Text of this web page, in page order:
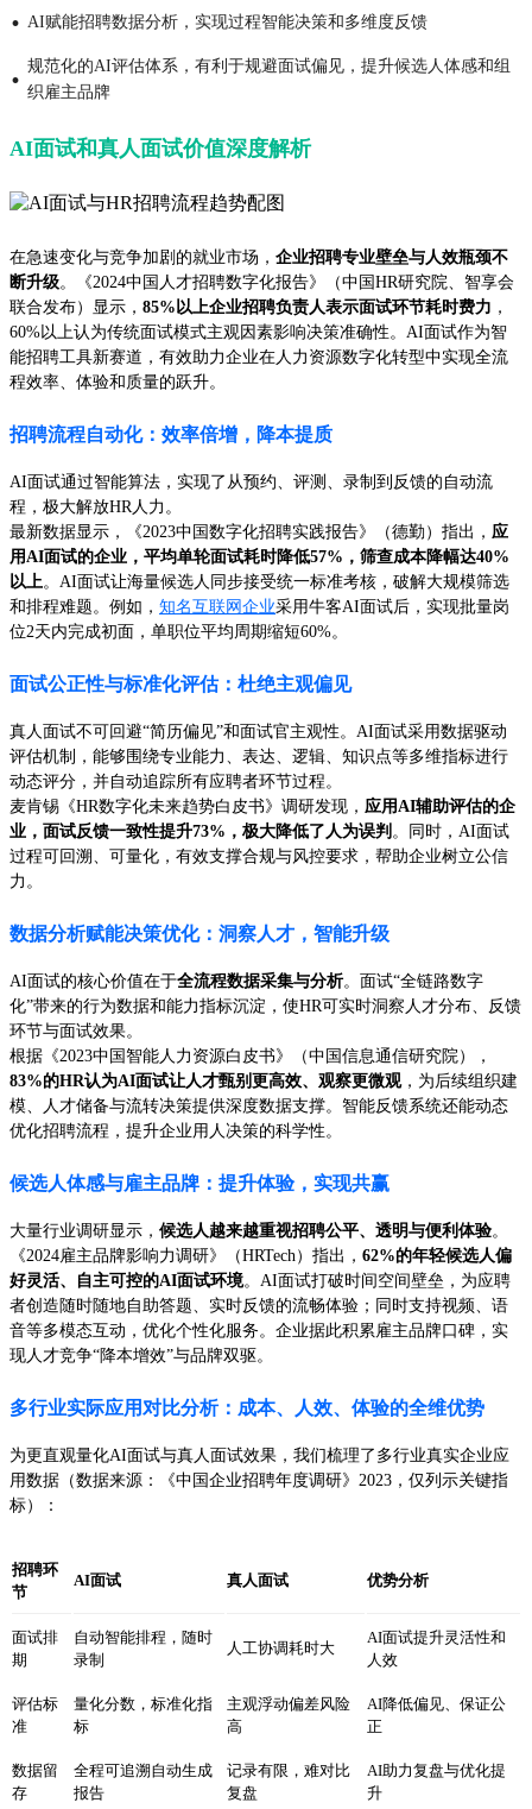
· AI赋能招聘数据分析，实现过程智能决策和多维度反馈
· 规范化的AI评估体系，有利于规避面试偏见，提升候选人体感和组
织雇主品牌
AI面试和真人面试价值深度解析
在急速变化与竞争加剧的就业市场， 企业招聘专业壁垒与人效瓶颈不
断升级。《2024中国人才招聘数字化报告》（中国HR研究院、智享会
联合发布）显示， 85%以上企业招聘负责人表示面试环节耗时费力 ，
60%以上认为传统面试模式主观因素影响决策准确性。AI面试作为智
能招聘工具新赛道，有效助力企业在人力资源数字化转型中实现全流
程效率、体验和质量的跃升。
招聘流程自动化：效率倍增，降本提质
AI面试通过智能算法，实现了从预约、评测、录制到反馈的自动流
程，极大解放HR人力。
最新数据显示，《2023中国数字化招聘实践报告》（德勤）指出， 应
用AI面试的企业，平均单轮面试耗时降低57%，筛查成本降幅达40%
以上。AI面试让海量候选人同步接受统一标准考核，破解大规模筛选
和排程难题。例如， 知名互联网企业采用牛客AI面试后，实现批量岗
位2天内完成初面，单职位平均周期缩短60%。
面试公正性与标准化评估：杜绝主观偏见
真人面试不可回避“简历偏见”和面试官主观性。AI面试采用数据驱动
评估机制，能够围绕专业能力、表达、逻辑、知识点等多维指标进行
动态评分，并自动追踪所有应聘者环节过程。
麦肯锡《HR数字化未来趋势白皮书》调研发现， 应用AI辅助评估的企
业，面试反馈一致性提升73%，极大降低了人为误判 。同时，AI面试
过程可回溯、可量化，有效支撑合规与风控要求，帮助企业树立公信
力。
数据分析赋能决策优化：洞察人才，智能升级
AI面试的核心价值在于全流程数据采集与分析。面试“全链路数字
化”带来的行为数据和能力指标沉淀，使HR可实时洞察人才分布、反馈
环节与面试效果。
根据《2023中国智能人力资源白皮书》（中国信息通信研究院），
83%的HR认为AI面试让人才甄别更高效、观察更微观，为后续组织建
模、人才储备与流转决策提供深度数据支撑。智能反馈系统还能动态
优化招聘流程，提升企业用人决策的科学性。
候选人体感与雇主品牌：提升体验，实现共赢
大量行业调研显示， 候选人越来越重视招聘公平、透明与便利体验。
《2024雇主品牌影响力调研》（HRTech）指出， 62%的年轻候选人偏
好灵活、自主可控的AI面试环境。AI面试打破时间空间壁垒，为应聘
者创造随时随地自助答题、实时反馈的流畅体验；同时支持视频、语
音等多模态互动，优化个性化服务。企业据此积累雇主品牌口碑，实
现人才竞争“降本增效”与品牌双驱。
多行业实际应用对比分析：成本、人效、体验的全维优势
为更直观量化AI面试与真人面试效果，我们梳理了多行业真实企业应
用数据（数据来源：《中国企业招聘年度调研》2023，仅列示关键指
标）：
招聘环
节
AI面试 真人面试 优势分析
面试排
期
自动智能排程，随时
录制
人工协调耗时大
AI面试提升灵活性和
人效
评估标
准
量化分数，标准化指
标
主观浮动偏差风险
高
AI降低偏见、保证公
正
数据留
存
全程可追溯自动生成
报告
记录有限，难对比
复盘
AI助力复盘与优化提
升